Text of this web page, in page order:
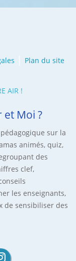
Plan du site
AIR !
et Moi ?
sur la
animés, quiz,
des
clef,
les enseignants,
de sensibiliser des